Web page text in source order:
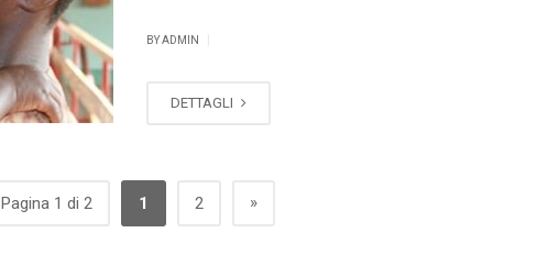
BY ADMIN
DETTAGLI
Pagina 1 di 2 1 2 »